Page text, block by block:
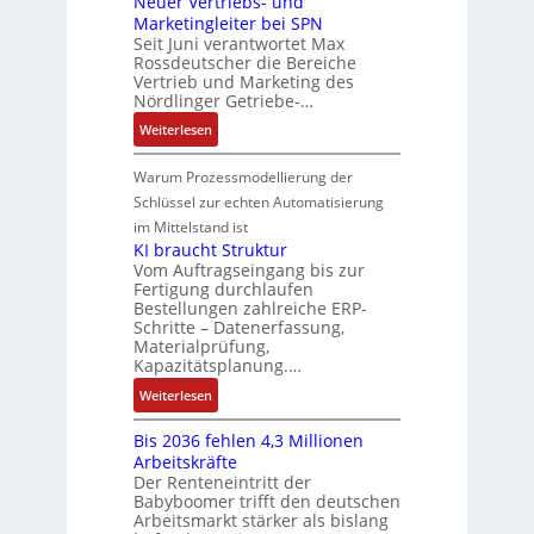
w
i
c
k
u
g
P
o
s
i
t
i
v
e
M
o
m
e
n
t
a
u
f
n
a
h
m
e
,
n
d
R
o
b
k
a
t
i
o
n
i
n
F
a
n
u
c
C
N
C
-
y
s
e
m
e
t
e
c
h
n
k
e
s
c
h
ä
f
t
s
f
ü
h
r
e
r
s
s
a
u
l
t
S
y
s
t
è
m
e
s
:
Q
2
-
E
r
g
e
b
Marketingleiter bei SPN
Seit Juni verantwortet Max
Rossdeutscher die Bereiche
Vertrieb und Marketing des
Nördlinger Getriebe-…
Weiterlesen:
N
e
u
r
V
e
r
t
r
i
e
b
s
-
u
n
Warum Prozessmodellierung der
Schlüssel zur echten Automatisierung
im Mittelstand ist
KI braucht Struktur
Vom Auftragseingang bis zur
Fertigung durchlaufen
Bestellungen zahlreiche ERP-
Schritte – Datenerfassung,
Materialprüfung,
Kapazitätsplanung.…
Weiterlesen:
K
I
b
r
a
u
Bis 2036 fehlen 4,3 Millionen
Arbeitskräfte
Der Renteneintritt der
Babyboomer trifft den deutschen
Arbeitsmarkt stärker als bislang